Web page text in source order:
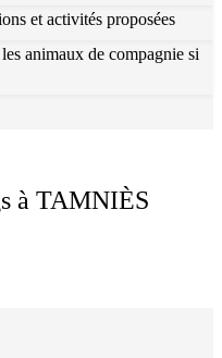
et activités proposées
animaux de compagnie si
à TAMNIÈS